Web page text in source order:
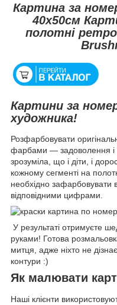
Картина за
40х50см
полотні
Картини за
художника!
Розфарбовувати
фарбами — задоволення і
зрозуміла, що і діти, і
кожному сегменті на
необхідно зафарбовувати
відповідними цифрами.
У результаті отримуєте
руками! Готова
митця, адже ніхто не
контури :)
Як малювати
Наші клієнти